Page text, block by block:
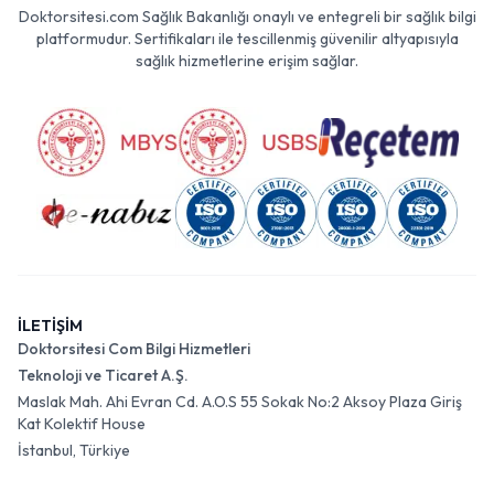
Doktorsitesi.com Sağlık Bakanlığı onaylı ve entegreli bir sağlık bilgi
platformudur. Sertifikaları ile tescillenmiş güvenilir altyapısıyla
sağlık hizmetlerine erişim sağlar.
İLETİŞİM
Doktorsitesi Com Bilgi Hizmetleri
Teknoloji ve Ticaret A.Ş.
Maslak Mah. Ahi Evran Cd. A.O.S 55 Sokak No:2 Aksoy Plaza Giriş
Kat Kolektif House
İstanbul, Türkiye